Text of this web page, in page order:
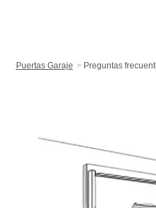
Puertas Garaje Preguntas